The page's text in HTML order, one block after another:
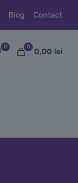
Blog Contact
0 0
0,00 lei